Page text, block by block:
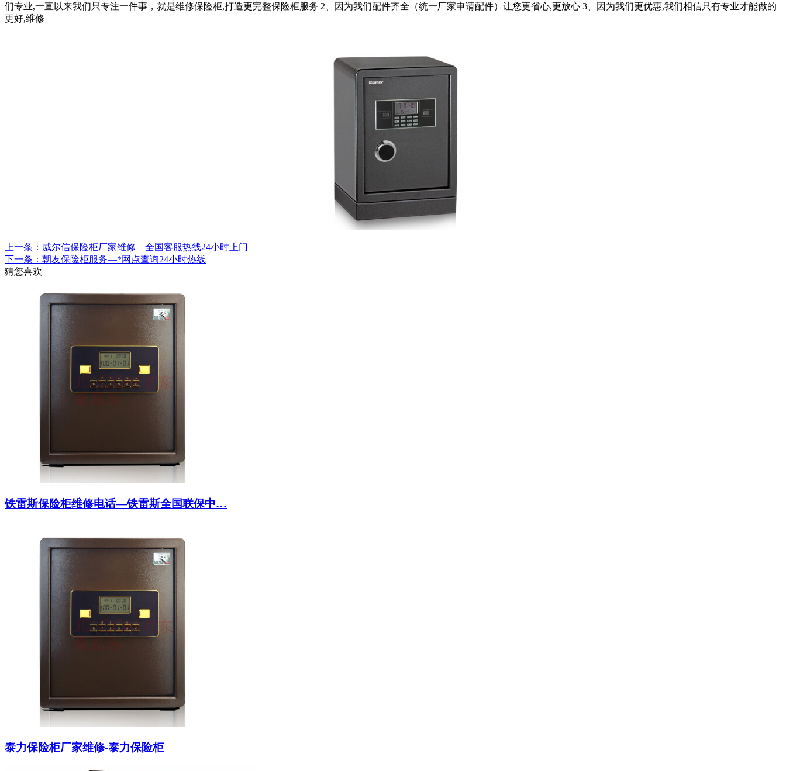
们专业,一直以来我们只专注一件事，就是维修保险柜,打造更完整保险柜服务 2、因为我们配件齐全（统一厂家申请配件）让您更省心,更放心 3、因为我们更优惠,我们相信只有专业才能做的
更好,维修
上一条：威尔信保险柜厂家维修—全国客服热线24小时上门
下一条：朝友保险柜服务—*网点查询24小时热线
猜您喜欢
铁雷斯保险柜维修电话—铁雷斯全国联保中…
泰力保险柜厂家维修-泰力保险柜